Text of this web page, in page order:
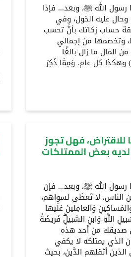
رسول الله ﷺ، وبعد... فإذا
وحال عليه الحَول، وفي
حساب زكاتك بأنَّ تحسب
وتخصمها من إجمالي
المال ما زال بالغًا
فعليك أن تزكيه بمقدار ربع العشر (2.5%) وهكذا كل عام. وَمِمَّا ذُكِرَ
فهل تجوز
بعض الممتلكات
رسول الله ﷺ، وبعد... فإن
الناس، لا تُعطَى لسواهم،
وَالعامِلينَ عَلَيها
اللَّهِ وَابنِ السَّبيلِۖ فَريضَةً
[التوبة: 60]. فإن كان صديقك من أحد هذه
الذي يمتلكه لا يكفي
الذين أثقلهم الدَّين، بحيث